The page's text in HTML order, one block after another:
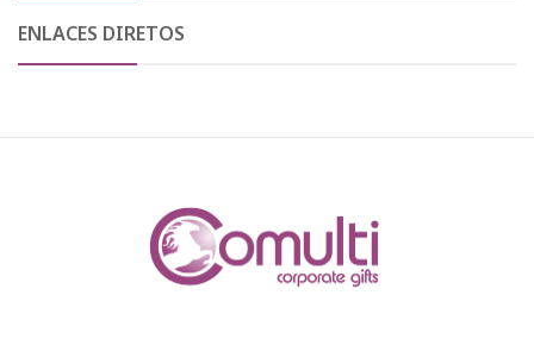
ENLACES DIRETOS